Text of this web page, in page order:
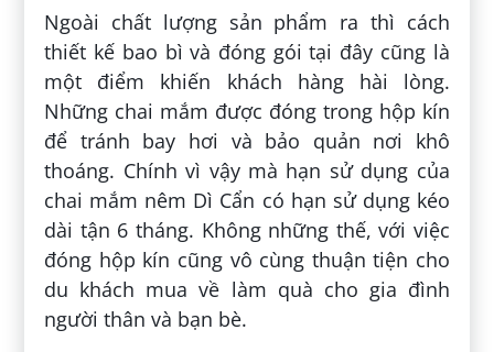
Ngoài chất lượng sản phẩm ra thì cách
thiết kế bao bì và đóng gói tại đây cũng là
một điểm khiến khách hàng hài lòng.
Những chai mắm được đóng trong hộp kín
để tránh bay hơi và bảo quản nơi khô
thoáng. Chính vì vậy mà hạn sử dụng của
chai mắm nêm Dì Cẩn có hạn sử dụng kéo
dài tận 6 tháng. Không những thế, với việc
đóng hộp kín cũng vô cùng thuận tiện cho
du khách mua về làm quà cho gia đình
người thân và bạn bè.